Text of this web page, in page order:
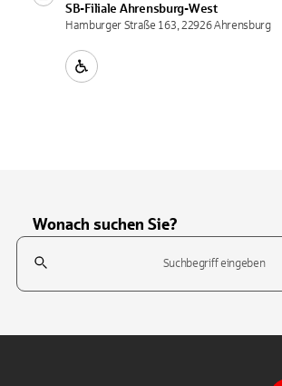
SB-Filiale Ahrensburg-West
Hamburger Straße 163, 22926 Ahrensburg
Wonach suchen Sie?
Suchfeld